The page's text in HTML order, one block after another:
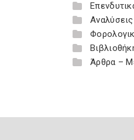
Αναλύσεις
Άρθρα –